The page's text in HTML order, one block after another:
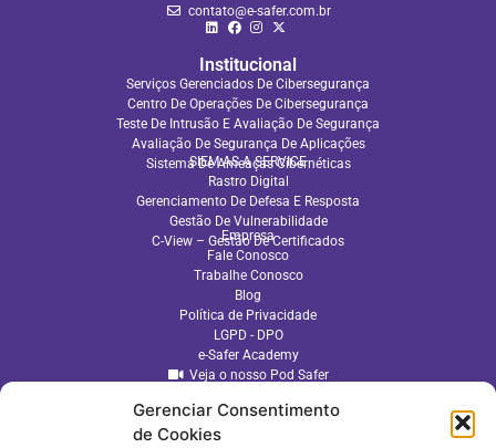
Gerenciar Consentimento
de Cookies
contato@e-safer.com.br
Institucional
Serviços Gerenciados De Cibersegurança
Centro De Operações De Cibersegurança
Teste De Intrusão E Avaliação De Segurança
Avaliação De Segurança De Aplicações​
Sistema De Ameaças Cibernéticas
SIEM AS A SERVICE
Rastro Digital
Gerenciamento De Defesa E Resposta
Gestão De Vulnerabilidade
C-View – Gestão De Certificados
Empresa
Fale Conosco
Trabalhe Conosco
Blog
Política de Privacidade
LGPD - DPO
e-Safer Academy
Veja o nosso Pod Safer